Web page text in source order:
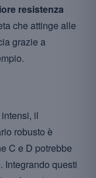
resistenza
che attinge alle
grazie a
il
robusto è
C e D potrebbe
Integrando questi